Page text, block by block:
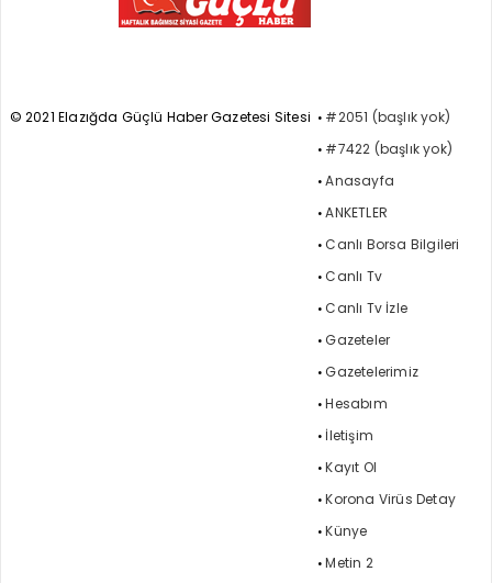
© 2021 Elazığda Güçlü Haber Gazetesi Sitesi
#2051 (başlık yok)
#7422 (başlık yok)
Anasayfa
ANKETLER
Canlı Borsa Bilgileri
Canlı Tv
Canlı Tv İzle
Gazeteler
Gazetelerimiz
Hesabım
İletişim
Kayıt Ol
Korona Virüs Detay
Künye
Metin 2